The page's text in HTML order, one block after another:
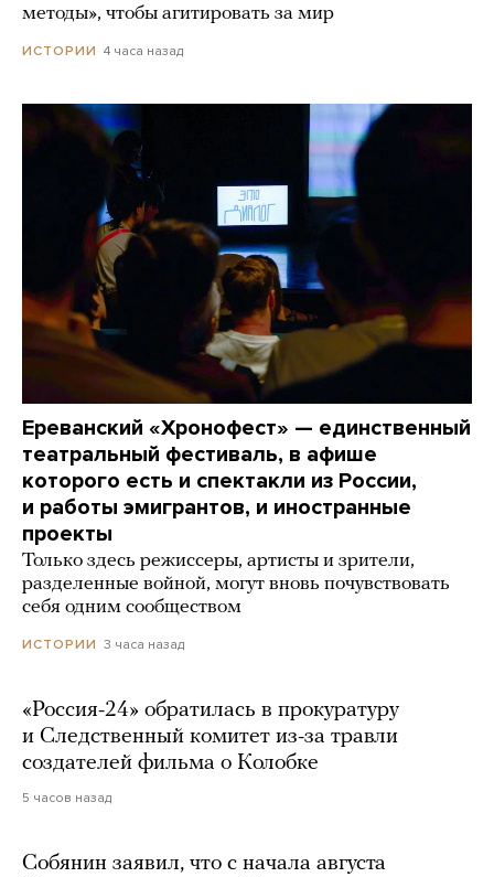
методы», чтобы агитировать за мир
ИСТОРИИ 4 часа назад
Ереванский «Хронофест» — единственный
театральный фестиваль, в афише
которого есть и спектакли из России,
и работы эмигрантов, и иностранные
проекты
Только здесь режиссеры, артисты и зрители,
разделенные войной, могут вновь почувствовать
себя одним сообществом
ИСТОРИИ 3 часа назад
«Россия-24» обратилась в прокуратуру
и Следственный комитет из-за травли
создателей фильма о Колобке
5 часов назад
Собянин заявил, что с начала августа